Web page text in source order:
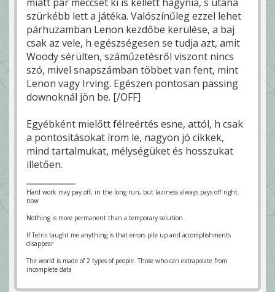
szürkébb lett a játéka. Valószínűleg ezzel lehet
párhuzamban Lenon kezdőbe kerülése, a baj
csak az vele, h egészségesen se tudja azt, amit
Woody sérülten, száműzetésről viszont nincs
szó, mivel snapszámban többet van fent, mint
Lenon vagy Irving. Egészen pontosan passing
downoknál jön be. [/OFF]
Egyébként mielőtt félreértés esne, attól, h csak
a pontosításokat írom le, nagyon jó cikkek,
mind tartalmukat, mélységüket és hosszukat
illetően.
Hard work may pay off, in the long run, but laziness always pays off right
now
Nothing is more permanent than a temporary solution
If Tetris taught me anything is that errors pile up and accomplishments
disappear
The world is made of 2 types of people. Those who can extrapolate from
incomplete data